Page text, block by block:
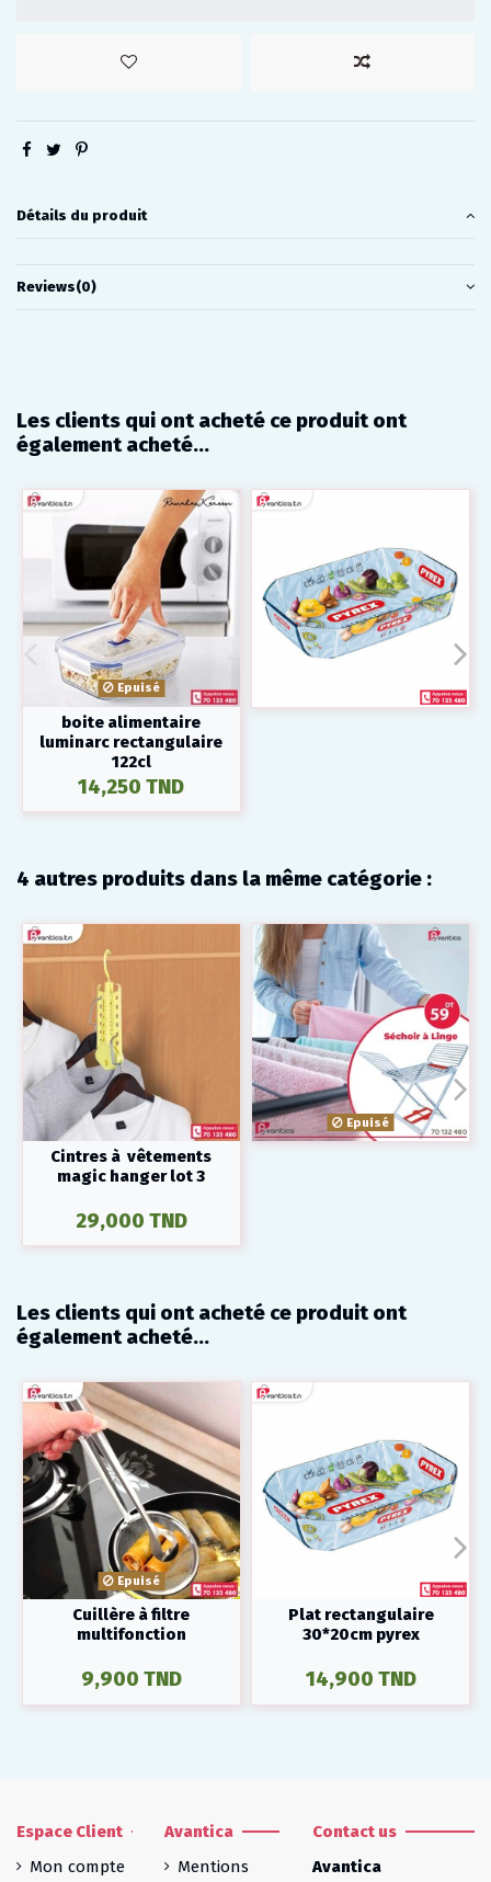
Détails du produit
Reviews(0)
Les clients qui ont acheté ce produit ont
également acheté...
Epuisé
boite alimentaire
luminarc rectangulaire
122cl
14,250 TND
4 autres produits dans la même catégorie :
Cintres à vêtements
magic hanger lot 3
29,000 TND
Epuisé
Les clients qui ont acheté ce produit ont
également acheté...
Epuisé
Cuillère à filtre
multifonction
9,900 TND
Plat rectangulaire
30*20cm pyrex
14,900 TND
Espace Client
Mon compte
Avantica
Mentions
Contact us
Avantica